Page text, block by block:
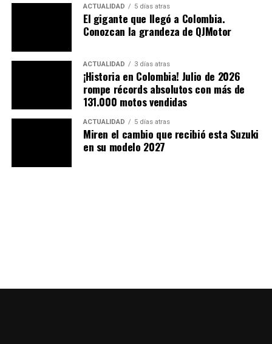
ACTUALIDAD 5 días atras
El gigante que llegó a Colombia.
Conozcan la grandeza de QJMotor
ACTUALIDAD 3 días atras
¡Historia en Colombia! Julio de 2026
rompe récords absolutos con más de
131.000 motos vendidas
ACTUALIDAD 5 días atras
Miren el cambio que recibió esta Suzuki
en su modelo 2027